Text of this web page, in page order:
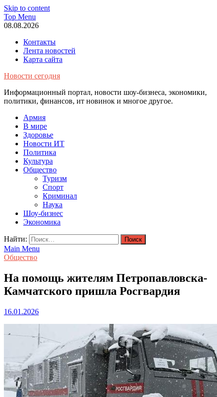
Skip to content
Top Menu
08.08.2026
Контакты
Лента новостей
Карта сайта
Новости сегодня
Информационный портал, новости шоу-бизнеса, экономики,
политики, финансов, ит новинок и многое другое.
Армия
В мире
Здоровье
Новости ИТ
Политика
Культура
Общество
Туризм
Спорт
Криминал
Наука
Шоу-бизнес
Экономика
Найти:
Main Menu
Общество
На помощь жителям Петропавловска-
Камчатского пришла Росгвардия
16.01.2026